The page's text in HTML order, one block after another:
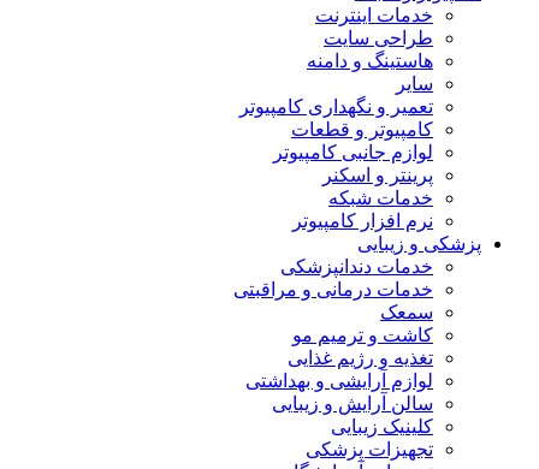
خدمات اینترنت
طراحی سایت
هاستینگ و دامنه
سایر
تعمیر و نگهداری کامپیوتر
کامپیوتر و قطعات
لوازم جانبی کامپیوتر
پرینتر و اسکنر
خدمات شبکه
نرم افزار کامپیوتر
پزشکی و زیبایی
خدمات دندانپزشکی
خدمات درمانی و مراقبتی
سمعک
کاشت و ترمیم مو
تغذیه و رژیم غذایی
لوازم آرایشی و بهداشتی
سالن آرایش و زیبایی
کلینیک زیبایی
تجهیزات پزشکی